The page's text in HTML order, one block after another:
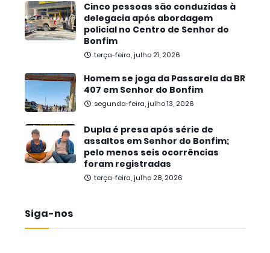
Cinco pessoas são conduzidas à
delegacia após abordagem
policial no Centro de Senhor do
Bonfim
terça-feira, julho 21, 2026
Homem se joga da Passarela da BR
407 em Senhor do Bonfim
segunda-feira, julho 13, 2026
Dupla é presa após série de
assaltos em Senhor do Bonfim;
pelo menos seis ocorrências
foram registradas
terça-feira, julho 28, 2026
Siga-nos